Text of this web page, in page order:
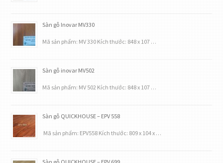
Sàn gỗ Inovar MV330
Mã sản phẩm: MV 330 Kích thước: 848 x 107 …
Sàn gỗ inovar MV502
Mã sản phẩm: MV 502 Kích thước: 848 x 107 …
Sàn gỗ QUICKHOUSE – EPV 558
Mã sản phẩm: EPV558 Kích thước: 809 x 104 x …